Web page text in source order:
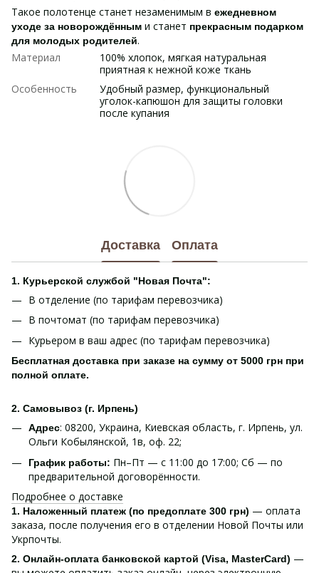
Такое полотенце станет незаменимым в ежедневном
уходе за новорождённым и станет прекрасным подарком
для молодых родителей.
Материал
100% хлопок, мягкая натуральная
приятная к нежной коже ткань
Особенность
Удобный размер, функциональный
уголок-капюшон для защиты головки
после купания
Доставка Оплата
1. Курьерской службой "Новая Почта":
В отделение (по тарифам перевозчика)
В почтомат (по тарифам перевозчика)
Курьером в ваш адрес (по тарифам перевозчика)
Бесплатная доставка при заказе на сумму от 5000 грн при
полной оплате.
2. Самовывоз (г. Ирпень)
Адрес: 08200, Украина, Киевская область, г. Ирпень, ул.
Ольги Кобылянской, 1в, оф. 22;
График работы: Пн–Пт — с 11:00 до 17:00; Сб — по
предварительной договорённости.
Подробнее о доставке
1. Наложенный платеж (по предоплате 300 грн) — оплата
заказа, после получения его в отделении Новой Почты или
Укрпочты.
2. Онлайн-оплата банковской картой (Visa, MasterCard) —